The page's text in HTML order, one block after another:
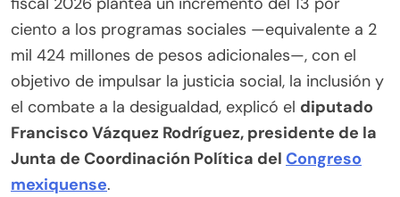
ciento a los programas sociales —equivalente a 2
mil 424 millones de pesos adicionales—, con el
objetivo de impulsar la justicia social, la inclusión y
el combate a la desigualdad, explicó el diputado
Francisco Vázquez Rodríguez, presidente de la
Junta de Coordinación Política del Congreso
mexiquense.